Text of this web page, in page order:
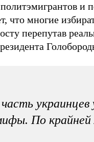
и
что многие
перепутав
По крайней